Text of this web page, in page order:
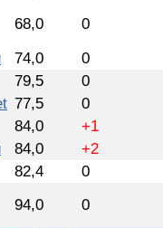
68,0
0
74,0
0
79,5
0
77,5
0
84,0
+1
84,0
+2
82,4
0
94,0
0